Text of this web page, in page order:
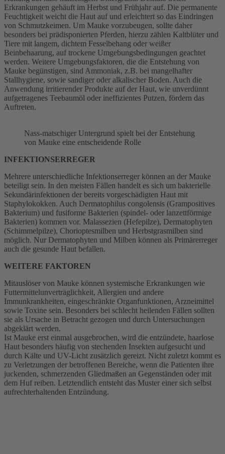
Erkrankungen gehäuft im Herbst und Frühjahr auf. Die permanente
Feuchtigkeit weicht die Haut auf und erleichtert so das Eindringen
von Schmutzkeimen. Um Mauke vorzubeugen, sollte daher
besonders bei prädisponierten Pferden, hierzu zählen Kaltblüter und
Tiere mit langem, dichtem Fesselbehang oder weißer
Beinbehaarung, auf trockene Umgebungsbedingungen geachtet
werden. Weitere Umgebungsfaktoren, die die Entstehung von
Mauke begünstigen, sind Ammoniak, z.B. bei mangelhafter
Stallhygiene, sowie sandiger oder alkalischer Boden. Auch die
Anwendung irritierender Produkte auf der Haut, wie unverdünnt
aufgetragenes Teebaumöl oder ineffizientes Putzen, fördern das
Auftreten.
Nass-matschiger Untergrund spielt bei der Entstehung
von Mauke eine entscheidende Rolle
INFEKTIONSERREGER
Mehrere unterschiedliche Infektionserreger können an der Mauke
beteiligt sein. In den meisten Fällen handelt es sich um bakterielle
Sekundärinfektionen der bereits vorgeschädigten Haut mit
Staphylokokken. Auch Dermatophilus congolensis (Grampositives
Bakterium) und fusiforme Bakterien (spindel- oder lanzettförmige
Bakterien) kommen vor. Malassezien (Hefepilze), Dermatophyten
(Schimmelpilze), Chorioptesmilben und Herbstgrasmilben sind
möglich. Nur Dermatophyten und Milben können als Primärerreger
auch die gesunde Haut befallen.
WEITERE FAKTOREN
Mitauslöser von Mauke können systemische Erkrankungen wie
Futtermittelunverträglichkeit, Allergien und andere
Immunkrankheiten, eingeschränkte Organfunktionen, Arzneimittel
sowie Toxine sein. Besonders bei schlecht heilenden Fällen sollten
sie als Ursache in Betracht gezogen und durch Untersuchungen
abgeklärt werden.
Ist Mauke erst einmal ausgebrochen, wird die entzündete, haarlose
Haut besonders häufig von stechenden Insekten aufgesucht und
durch Kälte und UV-Licht zusätzlich gereizt. Nicht zuletzt kommt es
zu Verletzungen der betroffenen Bereiche, wenn die Patienten ihre
juckenden, schmerzenden Gliedmaßen an Gegenständen oder mit
dem Huf reiben. Letztendlich entsteht das Muster einer sich selbst
aufrechterhaltenden Entzündung.